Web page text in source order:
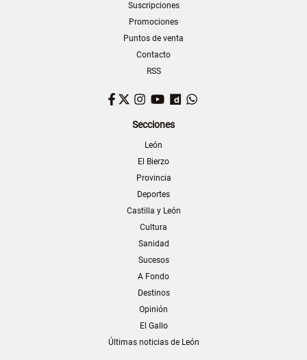
Suscripciones
Promociones
Puntos de venta
Contacto
RSS
Facebook
TwitterInstagram
YouTubeDailymotion
Secciones
León
El Bierzo
Provincia
Deportes
Castilla y León
Cultura
Sanidad
Sucesos
A Fondo
Destinos
Opinión
El Gallo
Últimas noticias de León